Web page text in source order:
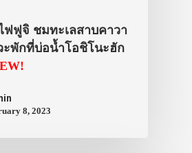
ฟฟูจิ ชมทะเลสาบคาวา
ะพักที่บ่อน้ำโอชิโนะฮัก
8, 2023
ประเทศญี่ปุ่น